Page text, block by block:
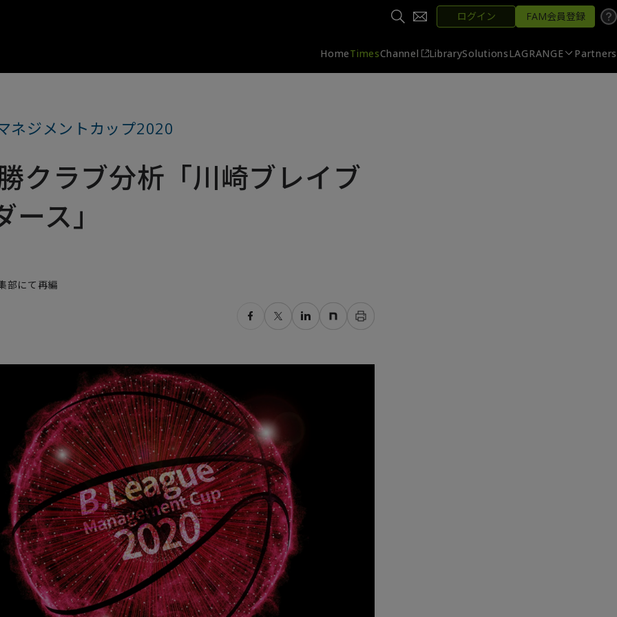
ログイン FAM会員登録
HomeTimesChannel LibrarySolutionsLAGRANGE Partners
ネジメントカップ2020
クラブ分析「川崎ブレイブ
ース」
部にて再編